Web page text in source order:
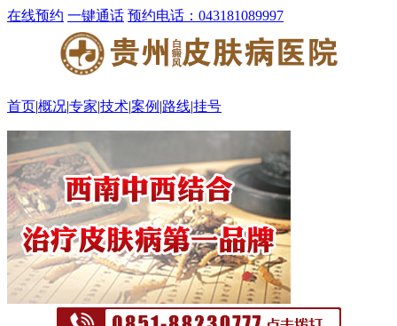
在线预约 一键通话 预约电话：043181089997
首页|概况|专家|技术|案例 |路线|挂号